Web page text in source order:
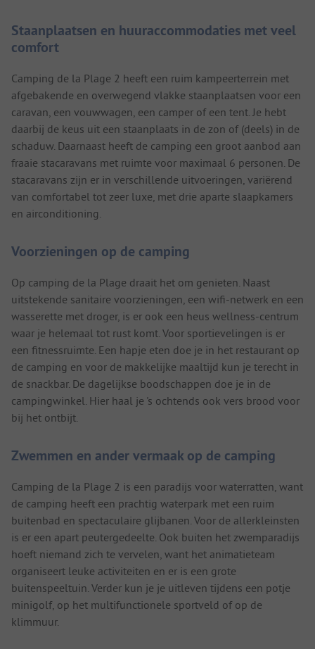
Staanplaatsen en huuraccommodaties met veel
comfort
Camping de la Plage 2 heeft een ruim kampeerterrein met
afgebakende en overwegend vlakke staanplaatsen voor een
caravan, een vouwwagen, een camper of een tent. Je hebt
daarbij de keus uit een staanplaats in de zon of (deels) in de
schaduw. Daarnaast heeft de camping een groot aanbod aan
fraaie stacaravans met ruimte voor maximaal 6 personen. De
stacaravans zijn er in verschillende uitvoeringen, variërend
van comfortabel tot zeer luxe, met drie aparte slaapkamers
en airconditioning.
Voorzieningen op de camping
Op camping de la Plage draait het om genieten. Naast
uitstekende sanitaire voorzieningen, een wifi-netwerk en een
wasserette met droger, is er ook een heus wellness-centrum
waar je helemaal tot rust komt. Voor sportievelingen is er
een fitnessruimte. Een hapje eten doe je in het restaurant op
de camping en voor de makkelijke maaltijd kun je terecht in
de snackbar. De dagelijkse boodschappen doe je in de
campingwinkel. Hier haal je 's ochtends ook vers brood voor
bij het ontbijt.
Zwemmen en ander vermaak op de camping
Camping de la Plage 2 is een paradijs voor waterratten, want
de camping heeft een prachtig waterpark met een ruim
buitenbad en spectaculaire glijbanen. Voor de allerkleinsten
is er een apart peutergedeelte. Ook buiten het zwemparadijs
hoeft niemand zich te vervelen, want het animatieteam
organiseert leuke activiteiten en er is een grote
buitenspeeltuin. Verder kun je je uitleven tijdens een potje
minigolf, op het multifunctionele sportveld of op de
klimmuur.